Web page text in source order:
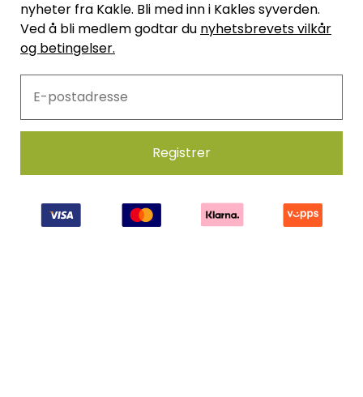
nyheter fra Kakle. Bli med inn i Kakles syverden.
Ved å bli medlem godtar du nyhetsbrevets vilkår
og betingelser.